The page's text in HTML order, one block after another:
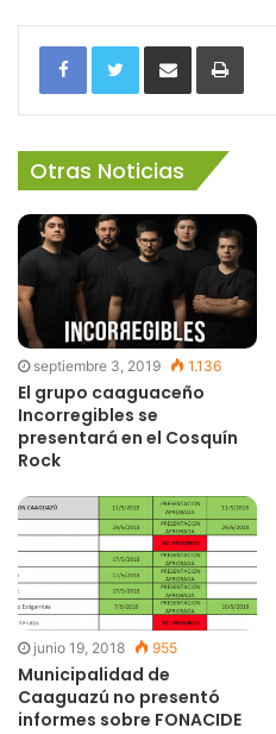
Facebook Twitter
Otras Noticias
septiembre 3, 2019 1.136
El grupo caaguaceño
Incorregibles se
presentará en el Cosquín
Rock
junio 19, 2018 955
Municipalidad de
Caaguazú no presentó
informes sobre FONACIDE